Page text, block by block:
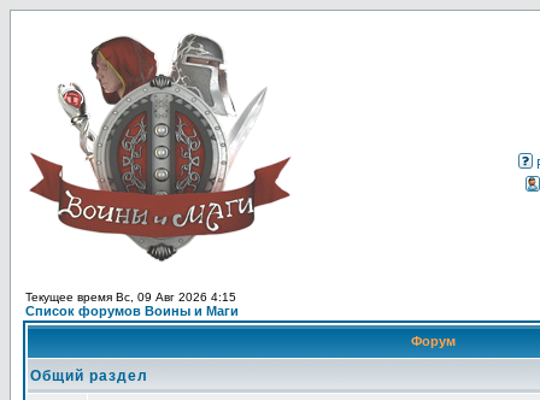
Текущее время Вс, 09 Авг 2026 4:15
Список форумов Воины и Маги
Форум
Общий раздел